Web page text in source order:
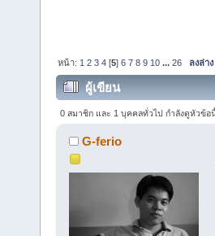
หน้า: 1 2 3 4 [5]6 7 8 9 10 ...26 ลงล่าง
ผู้เขียน
ครั้ง)
0 สมาชิก และ 1 บุคคลทั่วไป กำลังดูหัวข้อ
G-ferio